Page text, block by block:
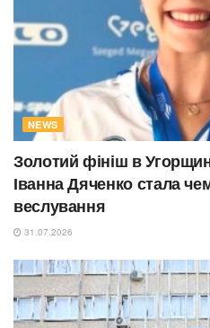
NEWS
Золотий фініш в
Іванна Дяченко стала
веслування
31.07.2026